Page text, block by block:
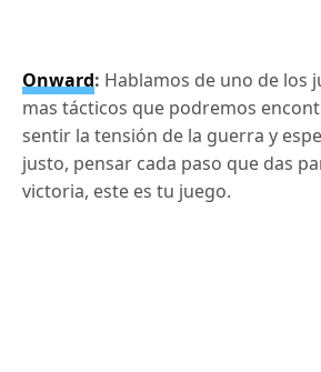
Onward: Hablamos de uno de los
mas tácticos que podremos
sentir la tensión de la guerra y
justo, pensar cada paso que das
victoria, este es tu juego.